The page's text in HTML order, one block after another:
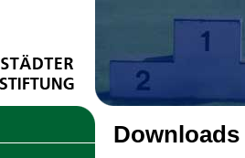
Downloads